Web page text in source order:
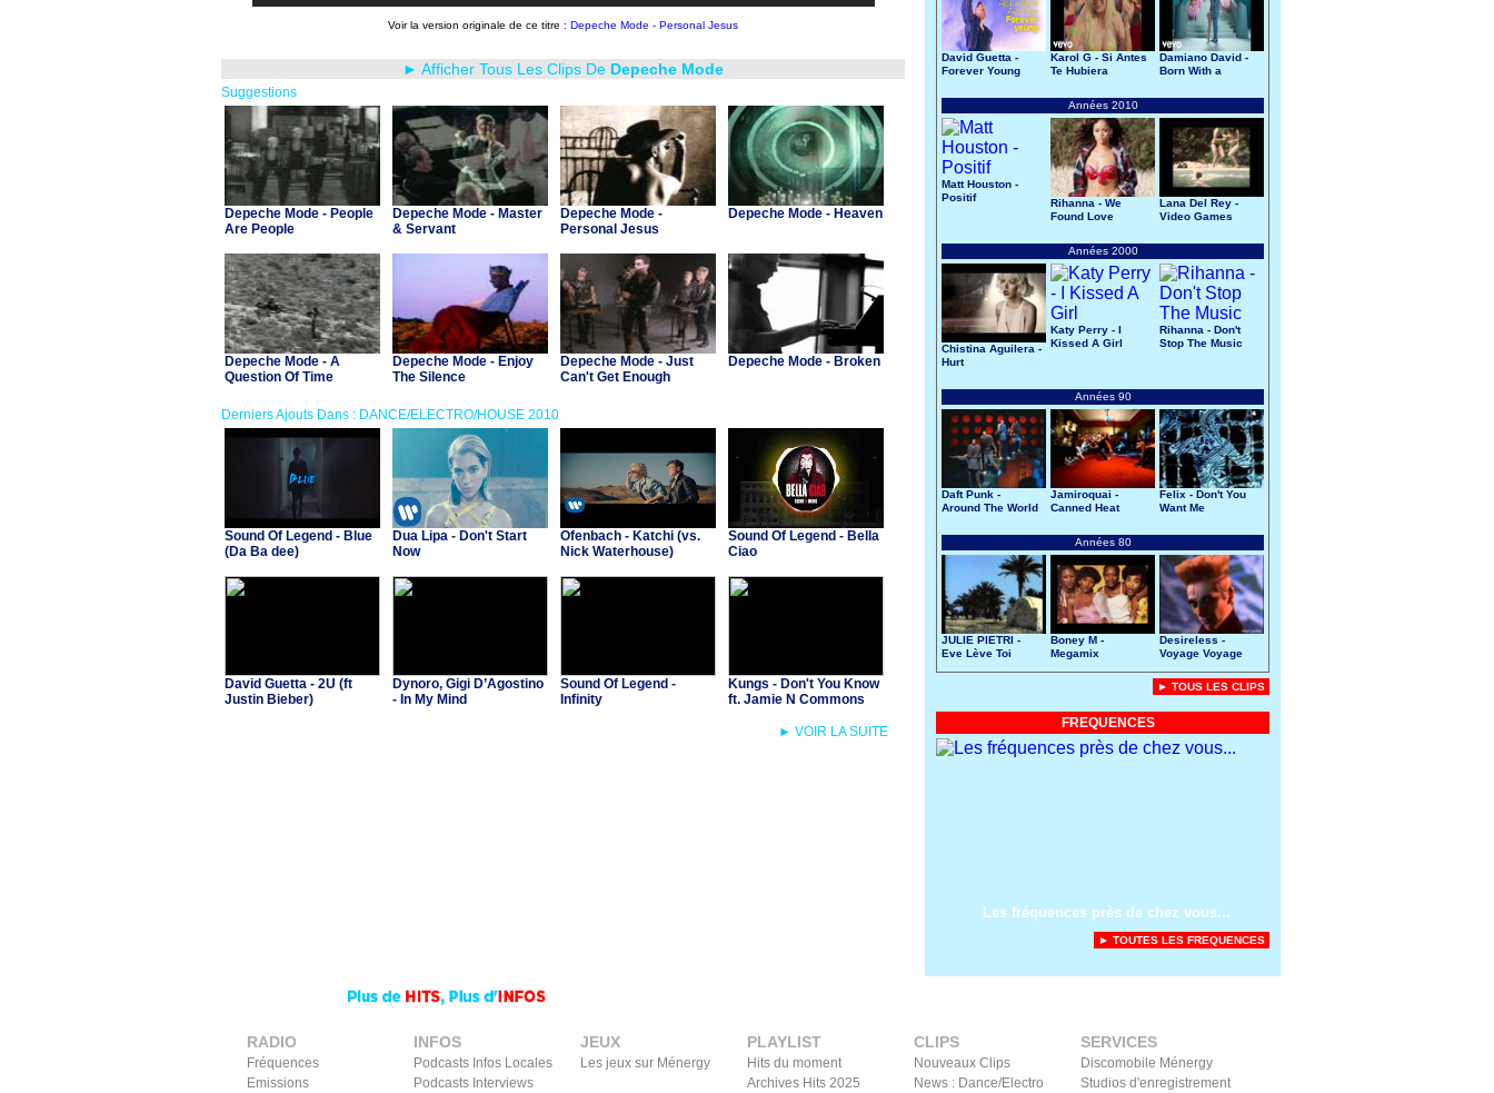
Voir la version originale de ce titre : Depeche Mode - Personal Jesus
► Afficher Tous Les Clips De Depeche Mode
Suggestions
Depeche Mode - People
Are People
Depeche Mode - Master
& Servant
Depeche Mode -
Personal Jesus
Depeche Mode - Heaven
Depeche Mode - A
Question Of Time
Depeche Mode - Enjoy
The Silence
Depeche Mode - Just
Can't Get Enough
Depeche Mode - Broken
Derniers Ajouts Dans : DANCE/ELECTRO/HOUSE 2010
Sound Of Legend - Blue
(Da Ba dee)
Dua Lipa - Don't Start
Now
Ofenbach - Katchi (vs.
Nick Waterhouse)
Sound Of Legend - Bella
Ciao
David Guetta - 2U (ft
Justin Bieber)
Dynoro, Gigi D’Agostino
- In My Mind
Sound Of Legend -
Infinity
Kungs - Don't You Know
ft. Jamie N Commons
► VOIR LA SUITE
David Guetta -
Forever Young
Karol G - Si Antes
Te Hubiera
Damiano David -
Born With a
Années 2010
Matt Houston -
Positif
Rihanna - We
Found Love
Lana Del Rey -
Video Games
Années 2000
Chistina Aguilera -
Hurt
Katy Perry - I
Kissed A Girl
Rihanna - Don't
Stop The Music
Années 90
Daft Punk -
Around The World
Jamiroquai -
Canned Heat
Felix - Don't You
Want Me
Années 80
JULIE PIETRI -
Eve Lève Toi
Boney M -
Megamix
Desireless -
Voyage Voyage
► TOUS LES CLIPS
FREQUENCES
Les fréquences près de chez vous...
► TOUTES LES FREQUENCES
RADIO
Fréquences
Emissions
INFOS
Podcasts Infos Locales
Podcasts Interviews
JEUX
Les jeux sur Ménergy
PLAYLIST
Hits du moment
Archives Hits 2025
CLIPS
Nouveaux Clips
News : Dance/Electro
SERVICES
Discomobile Ménergy
Studios d'enregistrement